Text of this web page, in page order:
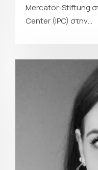
Μercator-Stiftung
Center (IPC) στην...